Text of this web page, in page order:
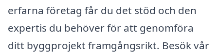
erfarna företag får du det stöd och den
expertis du behöver för att genomföra
ditt byggprojekt framgångsrikt. Besök vår